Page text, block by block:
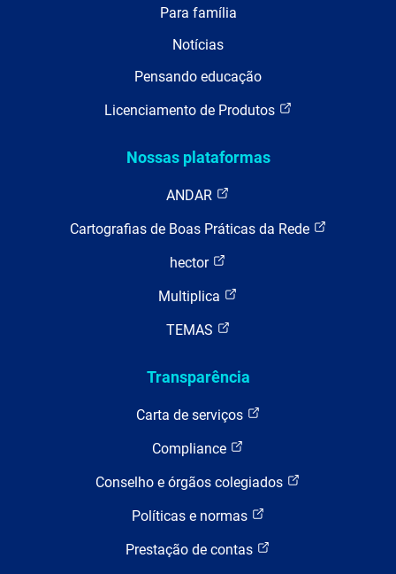
Para família
Notícias
Pensando educação
Licenciamento de Produtos
Nossas plataformas
ANDAR
Cartografias de Boas Práticas da Rede
hector
Multiplica
TEMAS
Transparência
Carta de serviços
Compliance
Conselho e órgãos colegiados
Políticas e normas
Prestação de contas